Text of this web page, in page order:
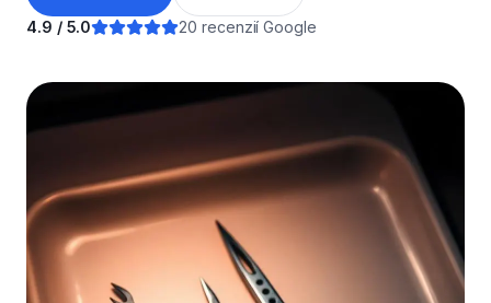
4.9 / 5.0
20 recenzií Google